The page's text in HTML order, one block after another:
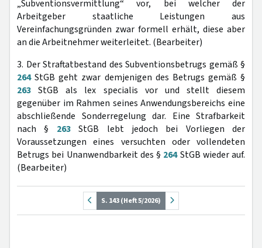
„Subventionsvermittlung“ vor, bei welcher der
Arbeitgeber staatliche Leistungen aus
Vereinfachungsgründen zwar formell erhält, diese aber
an die Arbeitnehmer weiterleitet. (Bearbeiter)
3. Der Straftatbestand des Subventionsbetrugs gemäß §
264StGB geht zwar demjenigen des Betrugs gemäß §
263 StGB als lex specialis vor und stellt diesem
gegenüber im Rahmen seines Anwendungsbereichs eine
abschließende Sonderregelung dar. Eine Strafbarkeit
nach § 263StGB lebt jedoch bei Vorliegen der
Voraussetzungen eines versuchten oder vollendeten
Betrugs bei Unanwendbarkeit des § 264StGB wieder auf.
(Bearbeiter)
S. 143 (Heft 5/2026)